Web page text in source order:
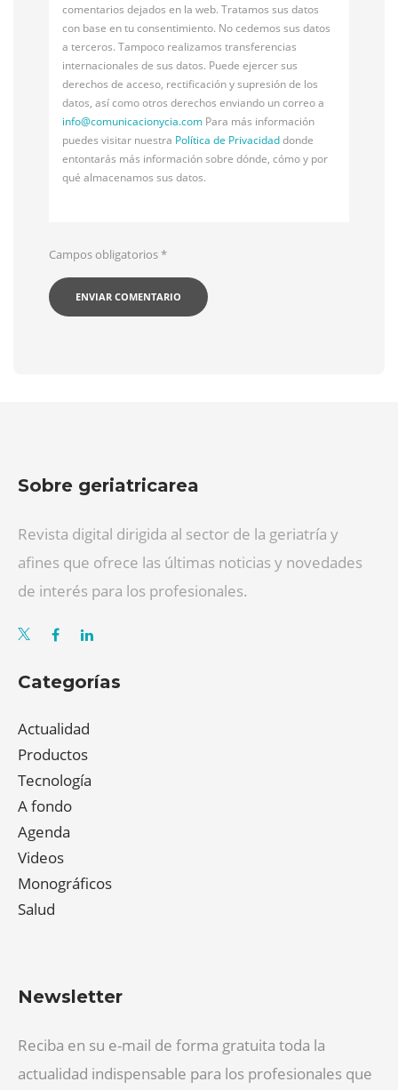
comentarios dejados en la web. Tratamos sus datos
con base en tu consentimiento. No cedemos sus datos
a terceros. Tampoco realizamos transferencias
internacionales de sus datos. Puede ejercer sus
derechos de acceso, rectificación y supresión de los
datos, así como otros derechos enviando un correo a
info@comunicacionycia.com Para más información
puedes visitar nuestra Política de Privacidaddonde
entontarás más información sobre dónde, cómo y por
qué almacenamos sus datos.
Campos obligatorios*
Sobre geriatricarea
Revista digital dirigida al sector de la geriatría y
afines que ofrece las últimas noticias y novedades
de interés para los profesionales.
Categorías
Actualidad
Productos
Tecnología
A fondo
Agenda
Videos
Monográficos
Salud
Newsletter
Reciba en su e-mail de forma gratuita toda la
actualidad indispensable para los profesionales que